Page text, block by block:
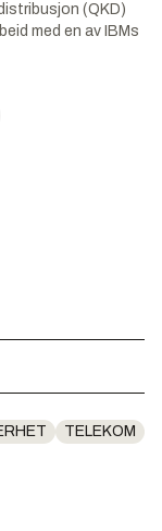
(QKD)
med en av IBMs
TELEKOM